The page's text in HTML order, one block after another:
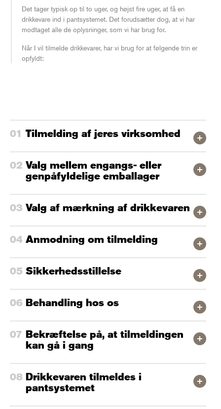
Det tager typisk op til to uger, og højst fire uger, at få en
drikkevare ind i pantsystemet. Det forudsætter dog, at vi har
modtaget alle de oplysninger, som vi har brug for.
Når I vil tilmelde drikkevarer, har vi brug for at følgende trin er
opfyldt:
Tilmelding af jeres virksomhed
Valg mellem engangs- eller
genpåfyldelige emballager
Valg af mærkning af drikkevaren
Anmodning om tilmelding
Sikkerhedsstillelse
Behandling hos os
Bekræftelse på, at tilmeldingen
kan gå i gang
Drikkevaren tilmeldes i
pantsystemet